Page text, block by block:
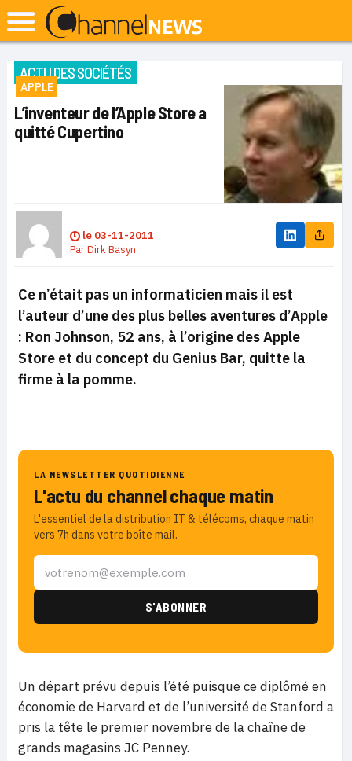
ACTU DES SOCIÉTÉS
APPLE
L’inventeur de l’Apple Store a
quitté Cupertino
le 03-11-2011
ParDirk Basyn
Ce n’était pas un informaticien mais il est
l’auteur d’une des plus belles aventures d’Apple
: Ron Johnson, 52 ans, à l’origine des Apple
Store et du concept du Genius Bar, quitte la
firme à la pomme.
LA NEWSLETTER QUOTIDIENNE
L'actu du channel chaque matin
L'essentiel de la distribution IT & télécoms, chaque matin
vers 7h dans votre boîte mail.
Un départ prévu depuis l’été puisque ce diplômé en
économie de Harvard et de l’université de Stanford a
pris la tête le premier novembre de la chaîne de
grands magasins JC Penney.